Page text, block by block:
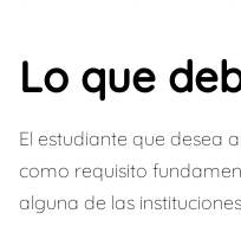
Lo que
El estudiante que desea
como requisito
alguna de las